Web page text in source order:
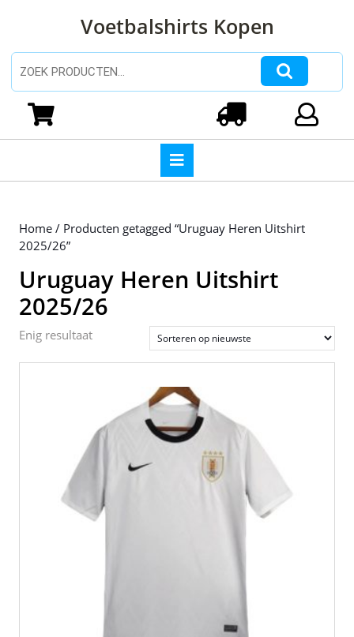
inhoud
Voetbalshirts Kopen
Zoeken naar:
Home / Producten getagged “Uruguay Heren Uitshirt
2025/26”
Uruguay Heren Uitshirt
2025/26
Enig resultaat